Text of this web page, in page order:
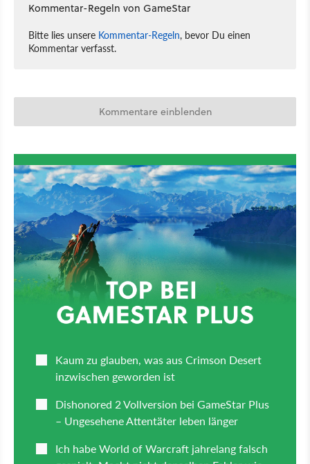
Kommentar-Regeln von GameStar
Bitte lies unsere Kommentar-Regeln, bevor Du einen
Kommentar verfasst.
Kommentare einblenden